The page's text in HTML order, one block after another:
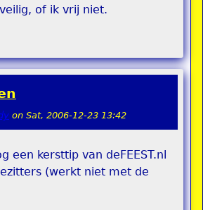
of ik vrij niet.
on Sat, 2006-12-23 13:42
een kersttip van deFEEST.nl
(werkt niet met de